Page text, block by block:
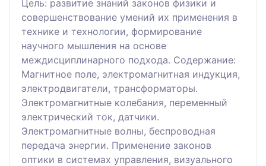
Цель: развитие знаний законов физики и
совершенствование умений их применения в
технике и технологии, формирование
научного мышления на основе
междисциплинарного подхода. Содержание:
Магнитное поле, электромагнитная индукция,
электродвигатели, трансформаторы.
Электромагнитные колебания, переменный
электрический ток, датчики.
Электромагнитные волны, беспроводная
передача энергии. Применение законов
оптики в системах управления, визуального